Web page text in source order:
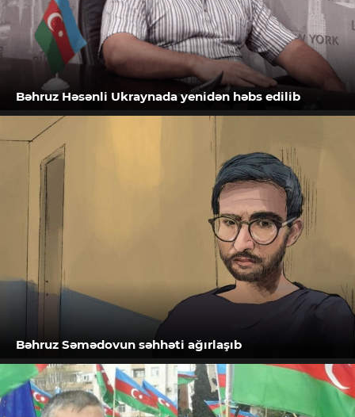
Bəhruz Həsənli Ukraynada yenidən həbs edilib
Bəhruz Səmədovun səhhəti ağırlaşıb